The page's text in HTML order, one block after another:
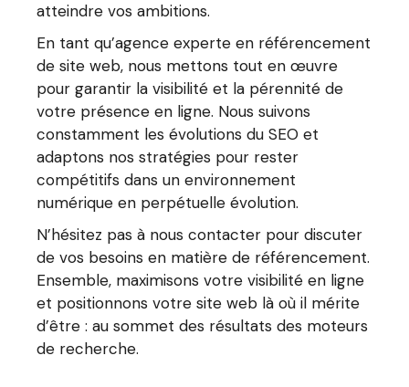
atteindre vos ambitions.
En tant qu’agence experte en référencement
de site web, nous mettons tout en œuvre
pour garantir la visibilité et la pérennité de
votre présence en ligne. Nous suivons
constamment les évolutions du SEO et
adaptons nos stratégies pour rester
compétitifs dans un environnement
numérique en perpétuelle évolution.
N’hésitez pas à nous contacter pour discuter
de vos besoins en matière de référencement.
Ensemble, maximisons votre visibilité en ligne
et positionnons votre site web là où il mérite
d’être : au sommet des résultats des moteurs
de recherche.